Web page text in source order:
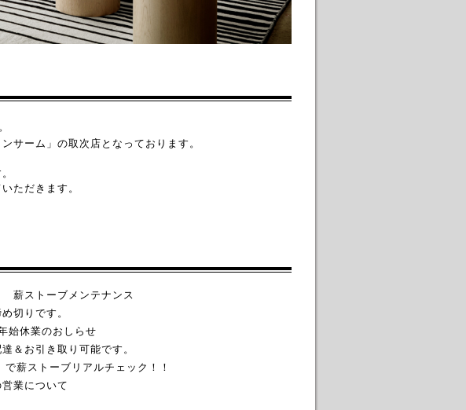
サーム」の取次店となっております。
ただきます。
薪ストーブメンテナンス
切りです。
始休業のおしらせ
＆お引き取り可能です。
薪ストーブリアルチェック！！
業について